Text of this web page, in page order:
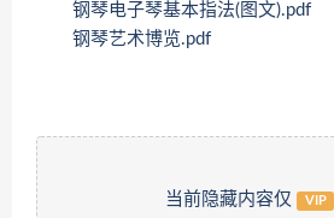
钢琴电子琴基本指法(图文).pdf
钢琴艺术博览.pdf
当前隐藏内容仅 VIP